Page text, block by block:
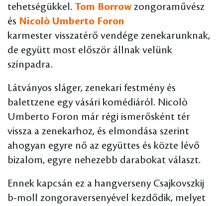
tehetségükkel. Tom Borrow zongoraművész
és Nicolò Umberto Foron
karmester visszatérő vendége zenekarunknak,
de együtt most először állnak velünk
színpadra.
Látványos sláger, zenekari festmény és
balettzene egy vásári komédiáról. Nicolò
Umberto Foron már régi ismerősként tér
vissza a zenekarhoz, és elmondása szerint
ahogyan egyre nő az együttes és közte lévő
bizalom, egyre nehezebb darabokat választ.
Ennek kapcsán ez a hangverseny Csajkovszkij
b-moll zongoraversenyével kezdődik, melyet